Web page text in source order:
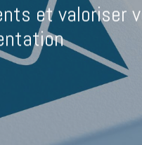
et valoriser